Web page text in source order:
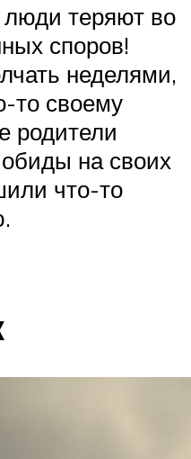
теряют во
споров!
неделями,
то своему
родители
на своих
что-то